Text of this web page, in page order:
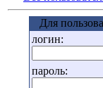
Для
логин:
пароль: